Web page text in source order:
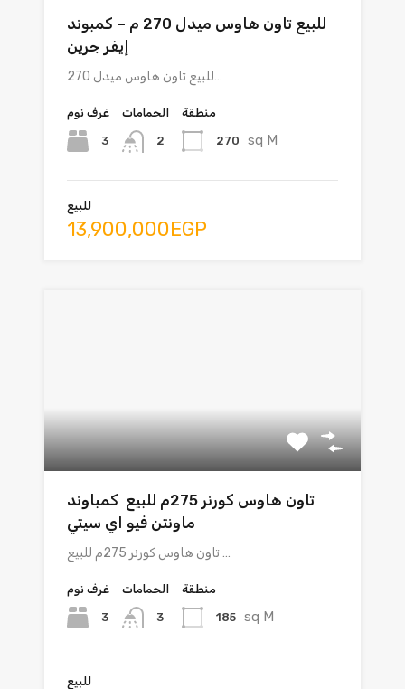
للبيع تاون هاوس ميدل 270 م – كمبوند
إيفر جرين
للبيع تاون هاوس ميدل 270…
غرف نوم
3
الحمامات
2
منطقة
270 sq M
للبيع
13,900,000EGP
تاون هاوس كورنر 275م للبيع كمباوند
ماونتن فيو اي سيتي
تاون هاوس كورنر 275م للبيع …
غرف نوم
3
الحمامات
3
منطقة
185 sq M
للبيع